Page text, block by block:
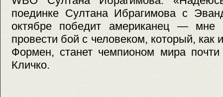
поединке Султана Ибрагимова с
октябре победит американец —
провести бой с человеком, который,
Формен, станет чемпионом мира
Кличко.